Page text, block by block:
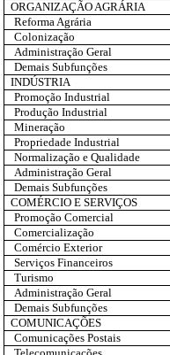
ORGANIZAÇÃO AGRÁRIA
Reforma Agrária
Colonização
Administração Geral
Demais Subfunções
INDÚSTRIA
Promoção Industrial
Produção Industrial
Mineração
Propriedade Industrial
Normalização e Qualidade
Administração Geral
Demais Subfunções
COMÉRCIO E SERVIÇOS
Promoção Comercial
Comercialização
Comércio Exterior
Serviços Financeiros
Turismo
Administração Geral
Demais Subfunções
COMUNICAÇÕES
Comunicações Postais